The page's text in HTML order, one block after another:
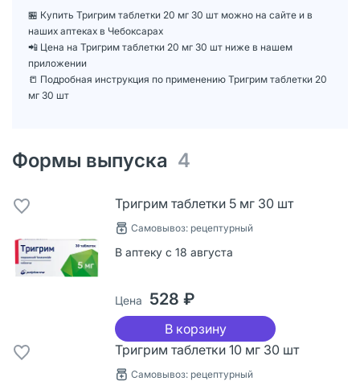
🏪 Купить Тригрим таблетки 20 мг 30 шт можно на сайте и в
наших аптеках в Чебоксарах
📲 Цена на Тригрим таблетки 20 мг 30 шт ниже в нашем
приложении
📒 Подробная инструкция по применению Тригрим таблетки 20
мг 30 шт
Формы выпуска 4
Тригрим таблетки 5 мг 30 шт
Самовывоз: рецептурный
В аптеку с 18 августа
Цена 528 ₽
В корзину
Тригрим таблетки 10 мг 30 шт
Самовывоз: рецептурный